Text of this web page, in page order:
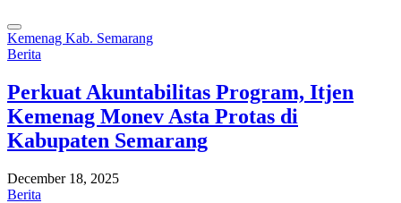
Kemenag Kab. Semarang
Berita
Perkuat Akuntabilitas Program, Itjen
Kemenag Monev Asta Protas di
Kabupaten Semarang
December 18, 2025
Berita